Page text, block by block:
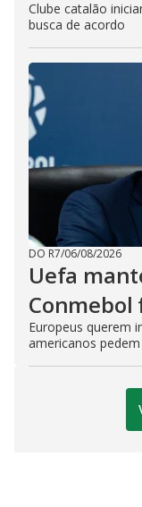
Clube catalão
busca de acordo
DO R7/06/08/2026
Uefa
Conmebol
Europeus querem
americanos